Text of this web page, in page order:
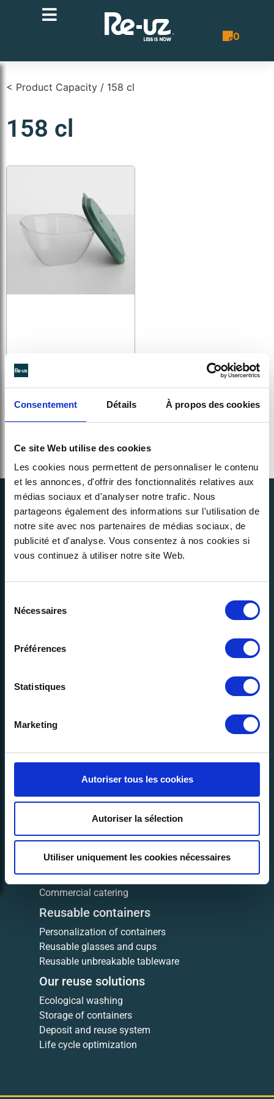
Consentement Détails À propos des cookies
Ce site Web utilise des cookies
Les cookies nous permettent de personnaliser le contenu
et les annonces, d'offrir des fonctionnalités relatives aux
médias sociaux et d'analyser notre trafic. Nous
partageons également des informations sur l'utilisation de
notre site avec nos partenaires de médias sociaux, de
publicité et d'analyse. Vous consentez à nos cookies si
vous continuez à utiliser notre site Web.
Nécessaires
Préférences
Statistiques
Marketing
Autoriser tous les cookies
Autoriser la sélection
Utiliser uniquement les cookies nécessaires
0
Quote List
< Product Capacity / 158 cl
158 cl
LARGE REUSABLE SALAD
BOWLS WITH LIDS | KIO A4L
See details >
Our customer services
Events
Companies
Commercial catering
Reusable containers
Personalization of containers
Reusable glasses and cups
Reusable unbreakable tableware
Our reuse solutions
Ecological washing
Storage of containers
Deposit and reuse system
Life cycle optimization